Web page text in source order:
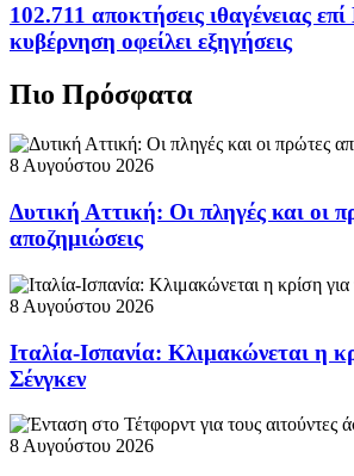
102.711 αποκτήσεις ιθαγένειας
κυβέρνηση οφείλει εξηγήσεις
Πιο Πρόσφατα
8 Αυγούστου 2026
Δυτική Αττική: Οι πληγές και οι
αποζημιώσεις
8 Αυγούστου 2026
Ιταλία-Ισπανία: Κλιμακώνεται η
Σένγκεν
8 Αυγούστου 2026